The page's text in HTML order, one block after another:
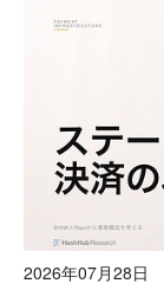
2026年07月28日